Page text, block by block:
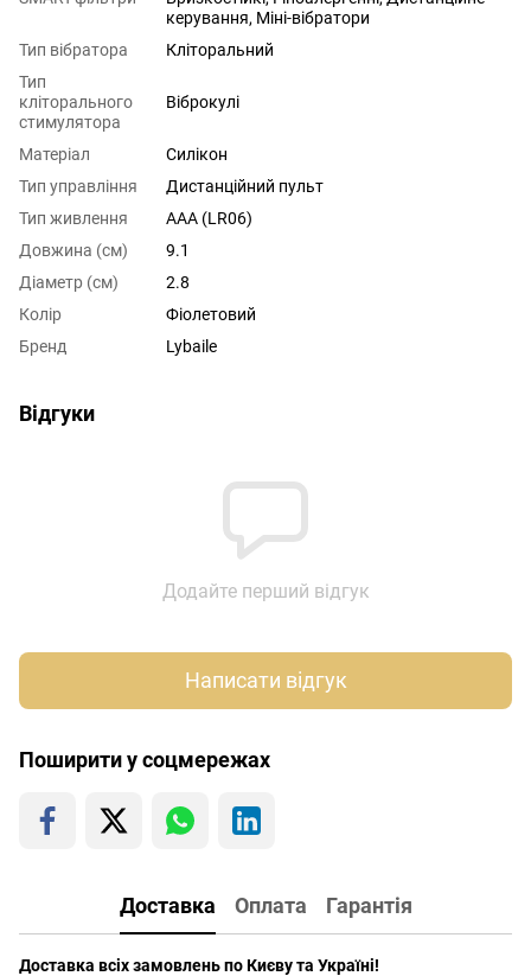
керування, Міні-вібратори
Тип вібратора
Кліторальний
Тип
кліторального
стимулятора
Віброкулі
Матеріал
Силікон
Тип управління
Дистанційний пульт
Тип живлення
AAA (LR06)
Довжина (см)
9.1
Діаметр (см)
2.8
Колір
Фіолетовий
Бренд
Lybaile
Відгуки
Додайте перший відгук
Написати відгук
Поширити у соцмережах
Доставка Оплата Гарантія
Доставка всіх замовлень по Києву та Україні!